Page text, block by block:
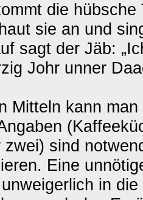
die
sie an und
sagt der Jäb:
Johr unner
Mitteln kann
zwei) sind
Eine
in